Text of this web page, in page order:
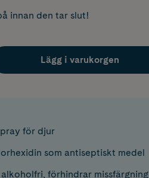
innan den tar slut!
Lägg i varukorgen
för djur
som antiseptiskt medel
förhindrar missfärgning